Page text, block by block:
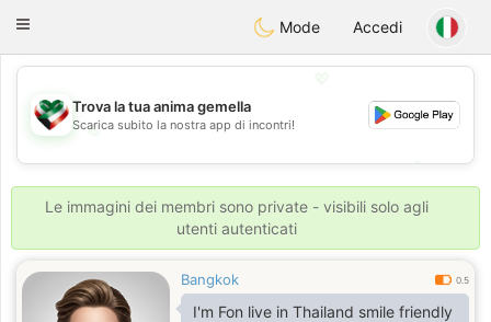
KuwaitChat
Toggle
Mode Accedi
💖
💕
💕
Trova la tua anima gemella
Scarica subito la nostra app di incontri!
Le immagini dei membri sono private - visibili solo agli
utenti autenticati
Bangkok 0.5
I'm Fon live in Thailand smile friendly